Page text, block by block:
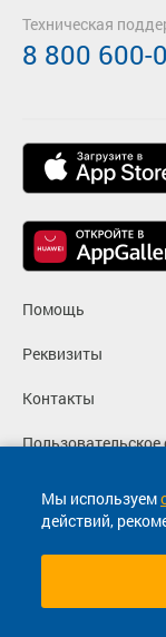
Мы используем
действий,
Помощь
Реквизиты
Контакты
Пользовательское
Политика
Согласие на
Техническая
8 800 600-
© 2013-2026, ООО